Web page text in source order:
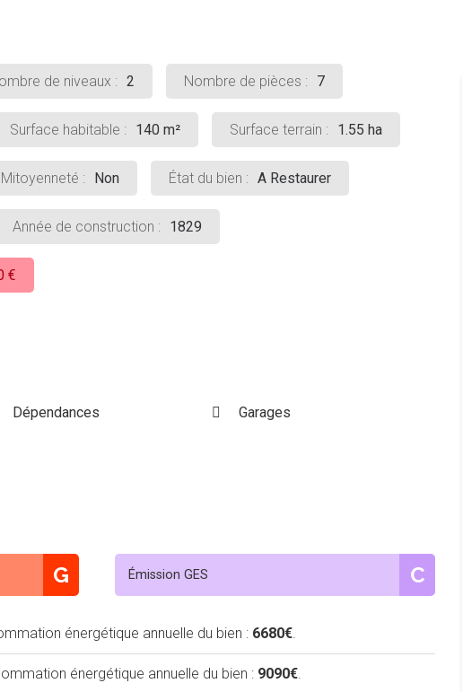
de niveaux : 2 Nombre de pièces : 7
Surface habitable : 140 m² Surface terrain : 1.55 ha
Mitoyenneté : Non État du bien : A Restaurer
Année de construction : 1829
€
Dépendances
Garages
G Émission GES C
énergétique annuelle du bien : 6680€.
énergétique annuelle du bien : 9090€.